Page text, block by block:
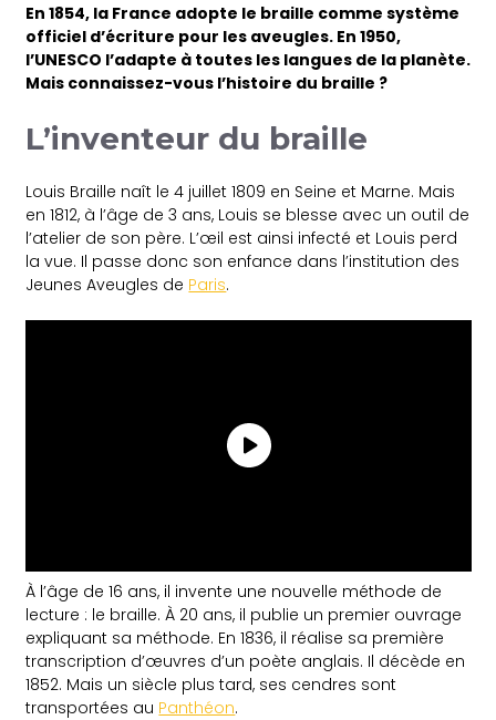
En 1854, la France adopte le braille comme système
officiel d’écriture pour les aveugles. En 1950,
l’UNESCO l’adapte à toutes les langues de la planète.
Mais connaissez-vous l’histoire du braille ?
L’inventeur du braille
Louis Braille naît le 4 juillet 1809 en Seine et Marne. Mais
en 1812, à l’âge de 3 ans, Louis se blesse avec un outil de
l’atelier de son père. L’œil est ainsi infecté et Louis perd
la vue. Il passe donc son enfance dans l’institution des
Jeunes Aveugles de Paris.
À l’âge de 16 ans, il invente une nouvelle méthode de
lecture : le braille. À 20 ans, il publie un premier ouvrage
expliquant sa méthode. En 1836, il réalise sa première
transcription d’œuvres d’un poète anglais. Il décède en
1852. Mais un siècle plus tard, ses cendres sont
transportées au Panthéon.